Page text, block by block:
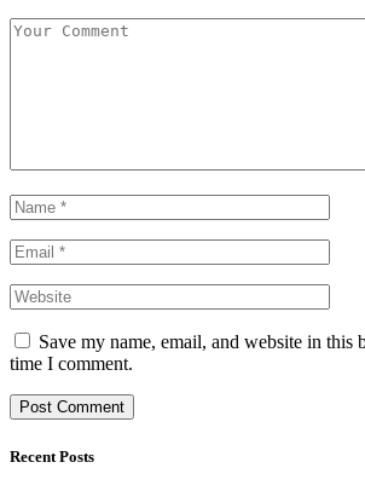
Save my name, email, and website in this
time I comment.
Recent Posts